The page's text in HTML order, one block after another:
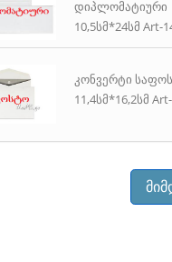
A4
(გელიოტინა)
წებოვანი
დიპლომატიური
10,5სმ*24სმ Art-
კონვერტი
11,4სმ*16,2სმ